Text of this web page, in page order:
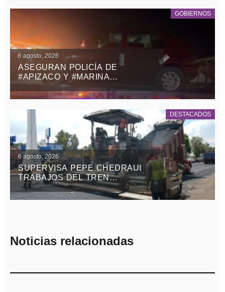
GOBIERNOS
6 agosto, 2026
ASEGURAN POLICÍA DE
#APIZACO Y #MARINA
VEHÍCULO CON REPORTE DE
ROBO Y DETIENEN A UN
DESTACADOS
6 agosto, 2026
SUPERVISA PEPE CHEDRAUI
TRABAJOS DEL TREN
CAPITALINO DE PAVIMENTACIÓN
EN BULEVAR HÉROES DEL 5 DE
Noticias relacionadas